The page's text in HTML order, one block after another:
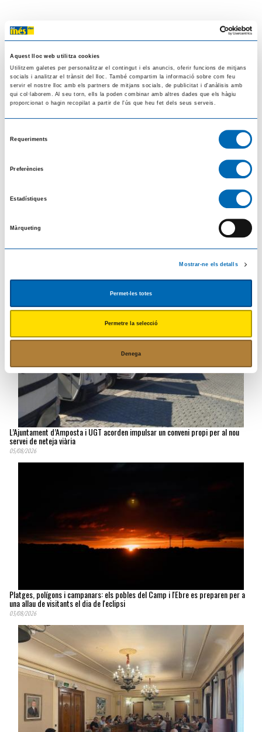
Aquest lloc web utilitza cookies
Utilitzem galetes per personalitzar el contingut i els anuncis, oferir funcions de mitjans
socials i analitzar el trànsit del lloc. També compartim la informació sobre com feu
servir el nostre lloc amb els partners de mitjans socials, de publicitat i d'anàlisis amb
qui col·laborem. Al seu torn, ells la poden combinar amb altres dades que els hàgiu
proporcionat o hagin recopilat a partir de l'ús que heu fet dels seus serveis.
Requeriments
Preferències
Estadístiques
Màrqueting
Mostrar-ne els detalls
Permet-les totes
Permetre la selecció
Denega
Notícies relacionades
El Meteocat desplega un dispositiu especial per estudiar els efectes de l'eclipsi
L’Ajuntament d’Amposta i UGT acorden impulsar un conveni propi per al nou
servei de neteja viària
05/08/2026
Platges, polígons i campanars: els pobles del Camp i l'Ebre es preparen per a
una allau de visitants el dia de l'eclipsi
03/08/2026